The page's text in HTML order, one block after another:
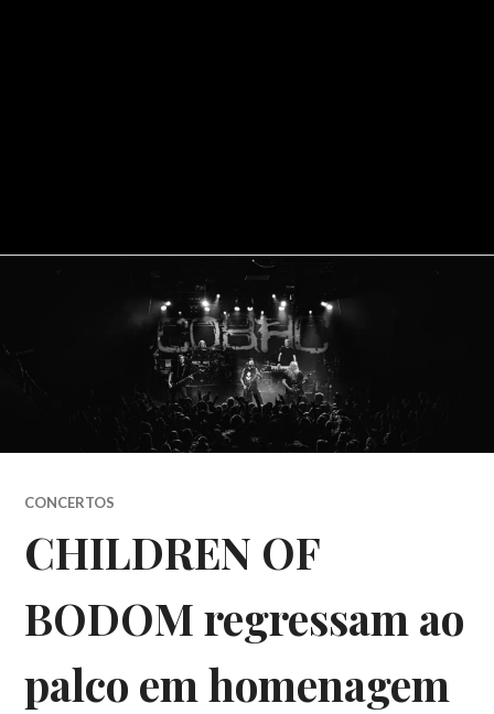
CONCERTOS
CHILDREN OF
BODOM regressam ao
palco em homenagem